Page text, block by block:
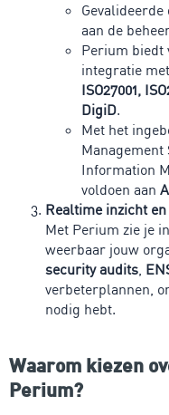
aan de
Perium biedt
integratie
ISO27001,
DigiD.
Met het
Management
Information
voldoen aan
Realtime inzicht
Met Perium zie je
weerbaar jouw
security audits,
verbeterplannen,
nodig hebt.
Waarom kiezen
Perium?